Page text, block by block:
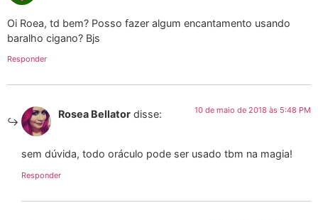
Oi Roea, td bem? Posso fazer algum encantamento usando
baralho cigano? Bjs
Responder
Rosea Bellator disse: 10 de maio de 2018 às 5:48 PM
sem dúvida, todo oráculo pode ser usado tbm na magia!
Responder